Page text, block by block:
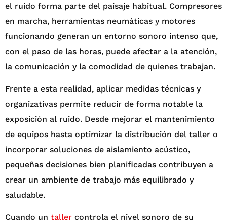
el ruido forma parte del paisaje habitual. Compresores
en marcha, herramientas neumáticas y motores
funcionando generan un entorno sonoro intenso que,
con el paso de las horas, puede afectar a la atención,
la comunicación y la comodidad de quienes trabajan.
Frente a esta realidad, aplicar medidas técnicas y
organizativas permite reducir de forma notable la
exposición al ruido. Desde mejorar el mantenimiento
de equipos hasta optimizar la distribución del taller o
incorporar soluciones de aislamiento acústico,
pequeñas decisiones bien planificadas contribuyen a
crear un ambiente de trabajo más equilibrado y
saludable.
Cuando un taller controla el nivel sonoro de su